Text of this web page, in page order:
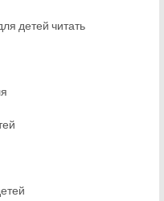
детей читать